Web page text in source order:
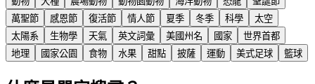
萬聖節
感恩節 復活節 情人節 夏季 冬季 科學
太空
太陽系
生物學 天氣 英文詞彙 美國州名 國家
世界首都
地理
國家公園 食物 水果 甜點 披薩 運動 美式足球 籃球